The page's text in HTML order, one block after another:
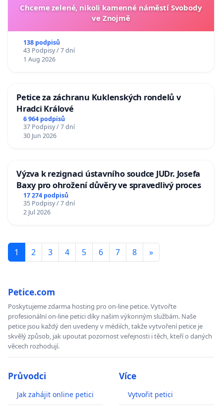
Chceme zelené, nikoli kamenné náměstí Svobody
ve Znojmě
138 podpisů
43 Podpisy / 7 dní
1 Aug 2026
Petice za záchranu Kuklenských rondelů v
Hradci Králové
6 964 podpisů
37 Podpisy / 7 dní
30 Jun 2026
Výzva k rezignaci ústavního soudce JUDr. Josefa
Baxy pro ohrožení důvěry ve spravedlivý proces
17 274 podpisů
35 Podpisy / 7 dní
2 Jul 2026
1 2 3 4 5 6 7 8 »
Petice.com
Poskytujeme zdarma hosting pro on-line petice. Vytvořte
profesionální on-line petici díky našim výkonným službám. Naše
petice jsou každý den uvedeny v médiích, takže vytvoření petice je
skvělý způsob, jak upoutat pozornost veřejnosti i těch, kteří o daných
věcech rozhodují.
Průvodci
Jak zahájit online petici
Více
Vytvořit petici